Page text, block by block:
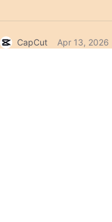
CapCut Apr 13, 2026